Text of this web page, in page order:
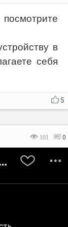
в
себя
5
101 0